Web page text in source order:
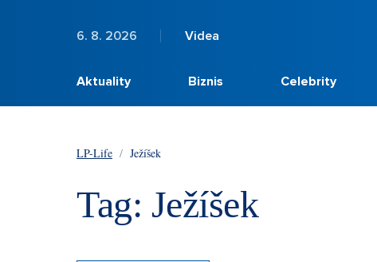
6. 8. 2026 Videa
Aktuality Biznis Celebrity
LP-Life / Ježíšek
Tag: Ježíšek